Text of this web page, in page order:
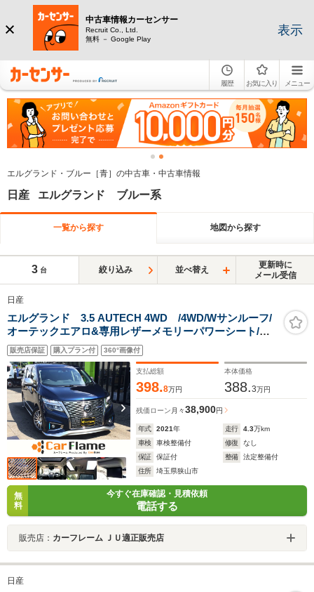
中古車情報カーセンサー
Recruit Co., Ltd.
無料 － Google Play
表示
履歴 お気に入り メニュー
エルグランド・ブルー［青］の中古車・中古車情報
日産 エルグランド ブルー系
一覧から探す 地図から探す
3 台 絞り込み 並べ替え
更新時に
メール受信
日産
エルグランド 3.5 AUTECH 4WD /4WD/Wサンルーフ/
オーテックエアロ&専用レザーメモリーパワーシート/シ
ートヒーター/純正10インチナビ/純正フリップダウンモニ
ター/全周囲カメラ/電動ゲート/両電動ドア/1オナ/記録簿/
禁煙車/全国1年保証
販売店保証 購入プラン付 360°画像付
支払総額
398.8万円
本体価格
388.3万円
残価ローン 月々38,900円
年式 2021年 走行 4.3万km
車検
車検整備付 修復
なし
保証
保証付 整備
法定整備付
住所
埼玉県狭山市
無
料
今すぐ在庫確認・見積依頼
電話する
販売店： カーフレーム ＪＵ適正販売店
日産